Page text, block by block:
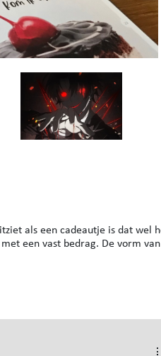
als een cadeautje is dat wel
een vast bedrag. De vorm